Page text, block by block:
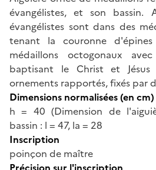
évangélistes, et son bassin.
évangélistes sont dans des
tenant la couronne
médaillons octogonaux
baptisant le Christ et
ornements rapportés, fixés par
Dimensions normalisées (en cm)
h = 40 (Dimension de
bassin : l = 47, la = 28
Inscription
poinçon de maître